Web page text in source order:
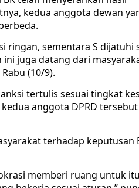
kedua anggota dewan
ringan, sementara S dijatuhi
juga datang dari
(10/9).
tertulis sesuai tingkat
anggota DPRD
terhadap keputusan
memberi ruang untuk